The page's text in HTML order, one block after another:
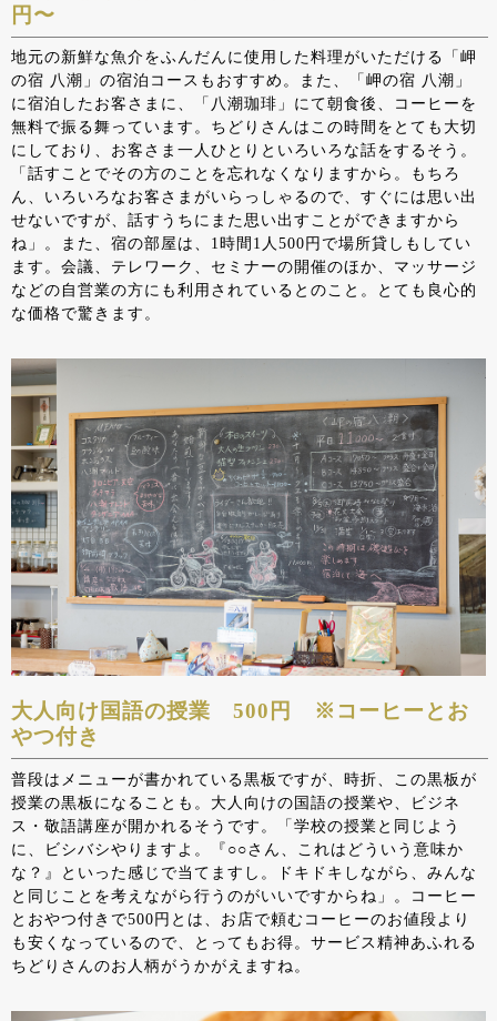
円〜
地元の新鮮な魚介をふんだんに使用した料理がいただける「岬
の宿 八潮」の宿泊コースもおすすめ。また、「岬の宿 八潮」
に宿泊したお客さまに、「八潮珈琲」にて朝食後、コーヒーを
無料で振る舞っています。ちどりさんはこの時間をとても大切
にしており、お客さま一人ひとりといろいろな話をするそう。
「話すことでその方のことを忘れなくなりますから。もちろ
ん、いろいろなお客さまがいらっしゃるので、すぐには思い出
せないですが、話すうちにまた思い出すことができますから
ね」。また、宿の部屋は、1時間1人500円で場所貸しもしてい
ます。会議、テレワーク、セミナーの開催のほか、マッサージ
などの自営業の方にも利用されているとのこと。とても良心的
な価格で驚きます。
大人向け国語の授業 500円 ※コーヒーとお
やつ付き
普段はメニューが書かれている黒板ですが、時折、この黒板が
授業の黒板になることも。大人向けの国語の授業や、ビジネ
ス・敬語講座が開かれるそうです。「学校の授業と同じよう
に、ビシバシやりますよ。『○○さん、これはどういう意味か
な？』といった感じで当てますし。ドキドキしながら、みんな
と同じことを考えながら行うのがいいですからね」。コーヒー
とおやつ付きで500円とは、お店で頼むコーヒーのお値段より
も安くなっているので、とってもお得。サービス精神あふれる
ちどりさんのお人柄がうかがえますね。